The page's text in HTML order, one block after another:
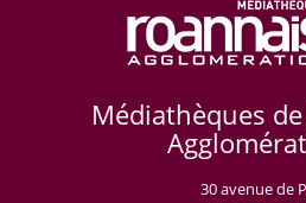
Médiathèques
30 avenue de